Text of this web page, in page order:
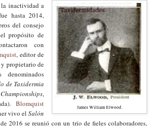
James William Elwood.
inactividad a
hasta 2014,
del consejo
propósito de
con
, editor de
y propietario de
de Taxidermia
,
Blomquist
vivo elSalón
2016 se reunió con un trío de fieles colaboradores,